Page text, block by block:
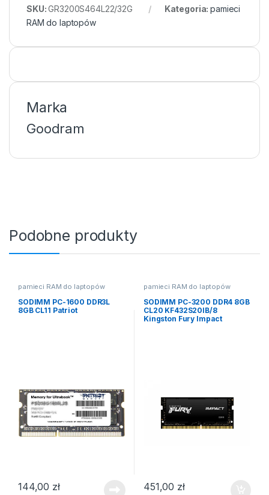
SKU:GR3200S464L22/32G Kategoria:pamieci
RAM do laptopów
Marka
Goodram
Podobne produkty
pamieci RAM do laptopów
SODIMM PC-1600 DDR3L
8GB CL11 Patriot
144,00 zł
pamieci RAM do laptopów
SODIMM PC-3200 DDR4 8GB
CL20 KF432S20IB/8
Kingston Fury Impact
451,00 zł